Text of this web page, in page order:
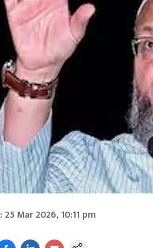
:25 Mar 2026, 10:11 pm